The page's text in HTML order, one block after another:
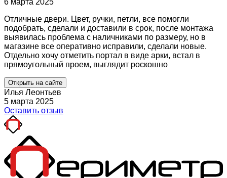
6 марта 2025
Отличные двери. Цвет, ручки, петли, все помогли
подобрать, сделали и доставили в срок, после монтажа
выявилась проблема с наличниками по размеру, но в
магазине все оперативно исправили, сделали новые.
Отдельно хочу отметить портал в виде арки, встал в
прямоугольный проем, выглядит роскошно
Открыть на сайте
Илья Леонтьев
5 марта 2025
Оставить отзыв